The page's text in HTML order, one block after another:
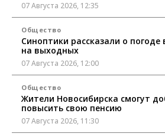
07 Августа 2026, 12:35
Общество
Синоптики рассказали о погоде
на выходных
07 Августа 2026, 12:00
Общество
Жители Новосибирска смогут
повысить свою пенсию
07 Августа 2026, 11:30